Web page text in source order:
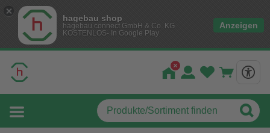
hagebau shop
hagebau connect GmbH & Co. KG
KOSTENLOS- In Google Play
Anzeigen